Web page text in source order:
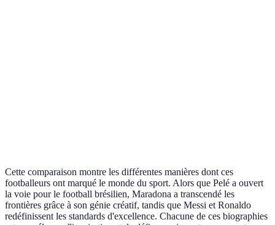
Cette comparaison montre les différentes manières dont ces
footballeurs ont marqué le monde du sport. Alors que Pelé a ouvert
la voie pour le football brésilien, Maradona a transcendé les
frontières grâce à son génie créatif, tandis que Messi et Ronaldo
redéfinissent les standards d'excellence. Chacune de ces biographies